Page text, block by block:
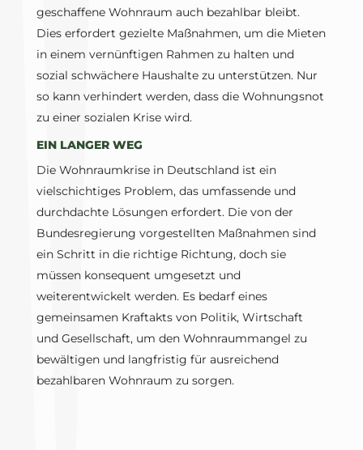
geschaffene Wohnraum auch bezahlbar bleibt.
Dies erfordert gezielte Maßnahmen, um die Mieten
in einem vernünftigen Rahmen zu halten und
sozial schwächere Haushalte zu unterstützen. Nur
so kann verhindert werden, dass die Wohnungsnot
zu einer sozialen Krise wird.
EIN LANGER WEG
Die Wohnraumkrise in Deutschland ist ein
vielschichtiges Problem, das umfassende und
durchdachte Lösungen erfordert. Die von der
Bundesregierung vorgestellten Maßnahmen sind
ein Schritt in die richtige Richtung, doch sie
müssen konsequent umgesetzt und
weiterentwickelt werden. Es bedarf eines
gemeinsamen Kraftakts von Politik, Wirtschaft
und Gesellschaft, um den Wohnraummangel zu
bewältigen und langfristig für ausreichend
bezahlbaren Wohnraum zu sorgen.